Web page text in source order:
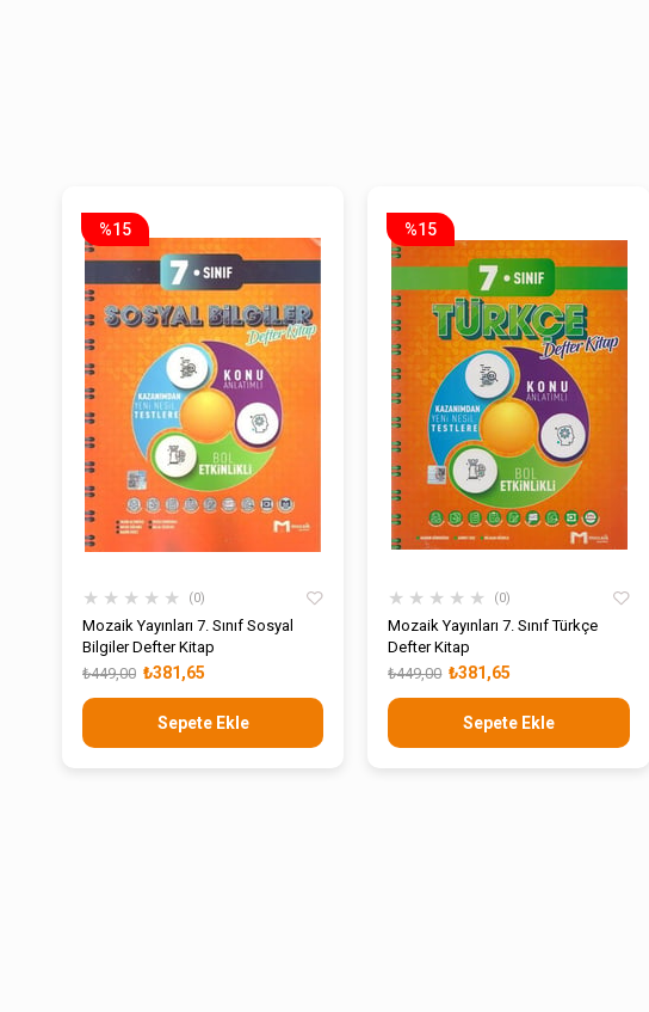
★ ★ ★ ★ ★ 0
Mozaik Yayınları 7. Sınıf Sosyal
Bilgiler Defter Kitap
₺381,65
₺449,00
Sepete Ekle
%15
★ ★ ★ ★ ★ 0
Mozaik Yayınları 7. Sınıf Türkçe
Defter Kitap
₺381,65
₺449,00
Sepete Ekle
%15